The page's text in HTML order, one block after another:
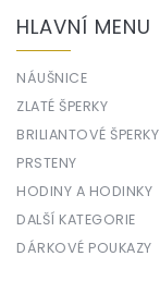
HLAVNÍ MENU
NÁUŠNICE
ZLATÉ ŠPERKY
BRILIANTOVÉ ŠPERKY
PRSTENY
HODINY A HODINKY
DALŠÍ KATEGORIE
DÁRKOVÉ POUKAZY